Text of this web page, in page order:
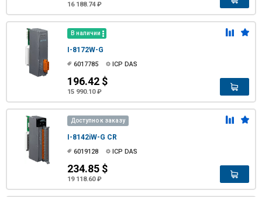
16 188.74 ₽
В наличии
I-8172W-G
6017785 ICP DAS
196.42 $
15 990.10 ₽
Доступно к заказу
I-8142iW-G CR
6019128 ICP DAS
234.85 $
19 118.60 ₽